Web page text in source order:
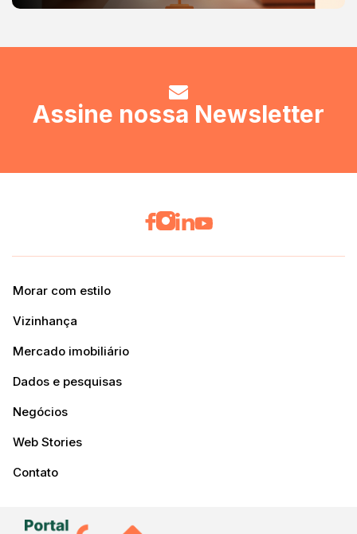
Assine nossa Newsletter
Morar com estilo
Vizinhança
Mercado imobiliário
Dados e pesquisas
Negócios
Web Stories
Contato